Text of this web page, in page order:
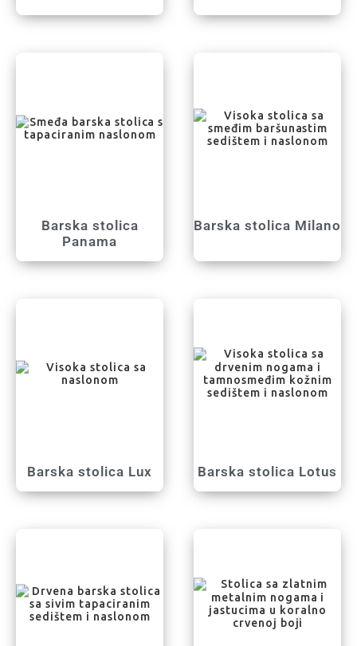
Barska stolica
Panama
Barska stolica Milano
Barska stolica Lux Barska stolica Lotus